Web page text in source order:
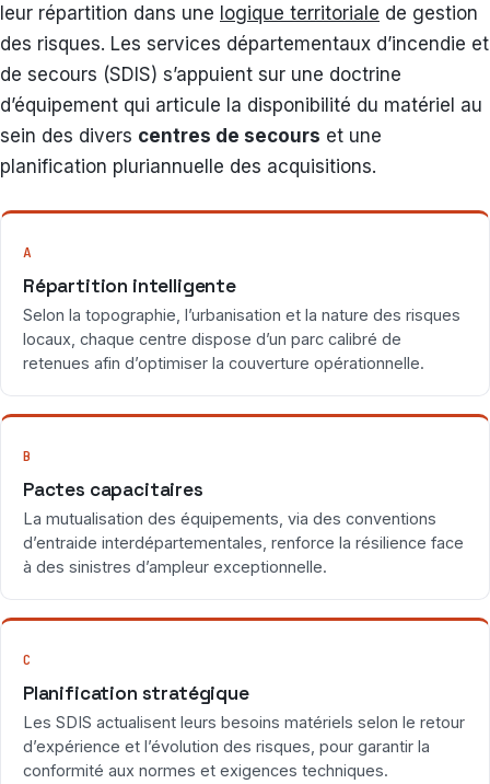
leur répartition dans une logique territoriale de gestion
des risques. Les services départementaux d’incendie et
de secours (SDIS) s’appuient sur une doctrine
d’équipement qui articule la disponibilité du matériel au
sein des divers centres de secours et une
planification pluriannuelle des acquisitions.
A
Répartition intelligente
Selon la topographie, l’urbanisation et la nature des risques
locaux, chaque centre dispose d’un parc calibré de
retenues afin d’optimiser la couverture opérationnelle.
B
Pactes capacitaires
La mutualisation des équipements, via des conventions
d’entraide interdépartementales, renforce la résilience face
à des sinistres d’ampleur exceptionnelle.
C
Planification stratégique
Les SDIS actualisent leurs besoins matériels selon le retour
d’expérience et l’évolution des risques, pour garantir la
conformité aux normes et exigences techniques.